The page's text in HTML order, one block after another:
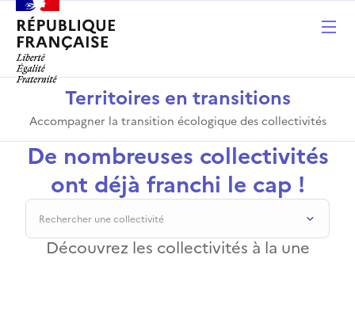
Territoires en transitions
Accompagner la transition écologique des collectivités
De nombreuses collectivités
ont déjà franchi le cap !
Découvrez les collectivités à la une